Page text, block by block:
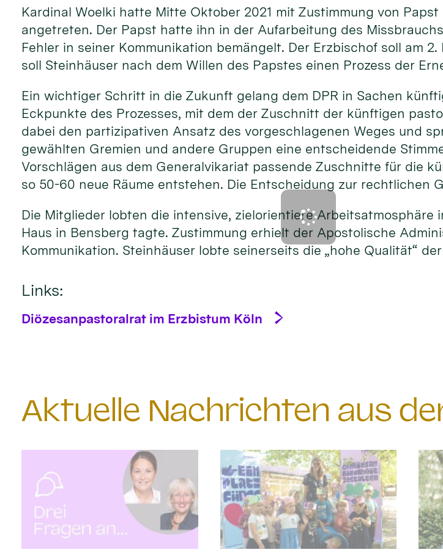
Kardinal Woelki hatte Mitte Oktober 2021 mit Zustimmung von
angetreten. Der Papst hatte ihn in der Aufarbeitung des
Fehler in seiner Kommunikation bemängelt. Der Erzbischof soll am
soll Steinhäuser nach dem Willen des Papstes einen Prozess der
Ein wichtiger Schritt in die Zukunft gelang dem DPR in Sachen
Eckpunkte des Prozesses, mit dem der Zuschnitt der künftigen
dabei den partizipativen Ansatz des vorgeschlagenen Weges und
gewählten Gremien und andere Gruppen eine entscheidende
Vorschlägen aus dem Generalvikariat passende Zuschnitte für die
so 50-60 neue Räume entstehen. Die Entscheidung zur
Die Mitglieder lobten die intensive, zielorientiere Arbeitsatmosphäre
Haus in Bensberg tagte. Zustimmung erhielt der Apostolische
Kommunikation. Steinhäuser lobte seinerseits die „hohe Qualität“
Links:
Diözesanpastoralrat im Erzbistum Köln
Aktuelle Nachrichten aus